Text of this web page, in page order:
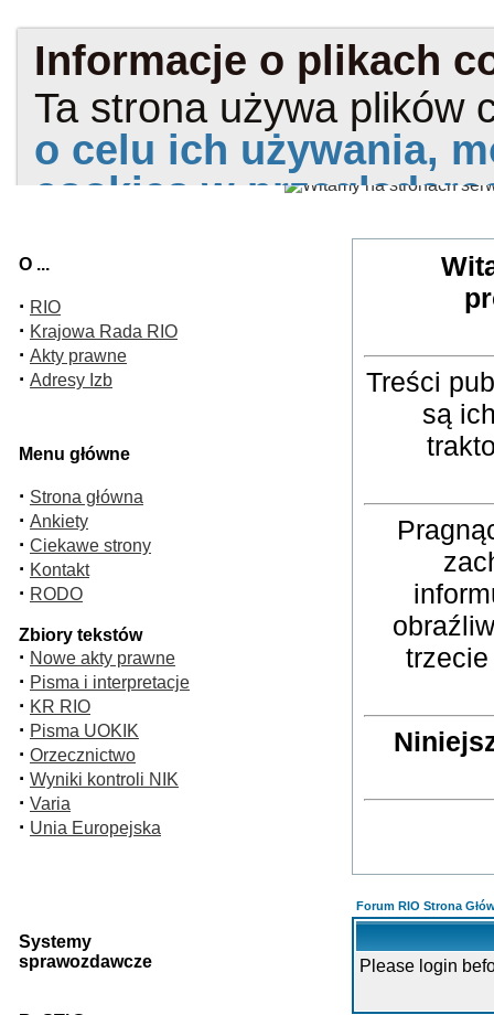
O ...
· RIO
· Krajowa Rada RIO
· Akty prawne
· Adresy Izb
Menu główne
· Strona główna
· Ankiety
· Ciekawe strony
· Kontakt
· RODO
Zbiory tekstów
· Nowe akty prawne
· Pisma i interpretacje
· KR RIO
· Pisma UOKIK
· Orzecznictwo
· Wyniki kontroli NIK
· Varia
· Unia Europejska
Systemy
sprawozdawcze
Treści
są
Forum RIO Strona
Please login